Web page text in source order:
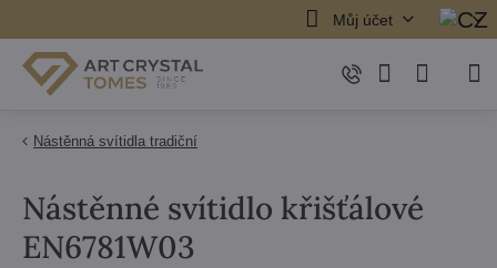
Můj účet
Nástěnná svítidla tradiční
Nástěnné svítidlo křišťálové
EN6781W03